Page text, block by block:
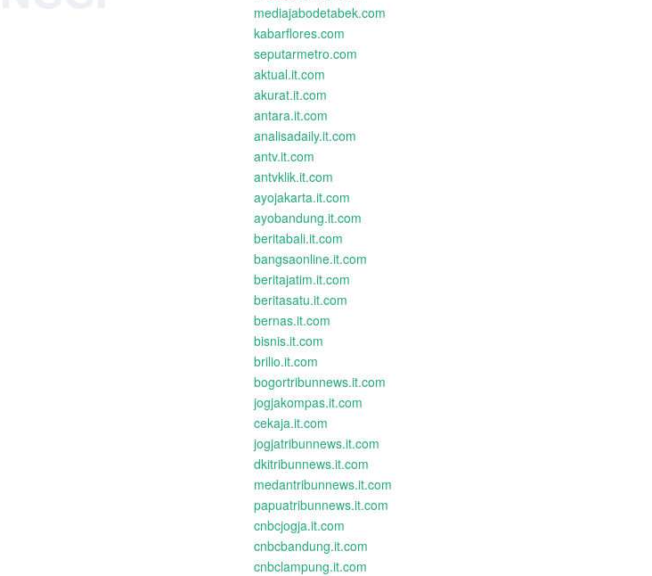
mediajabodetabek.com
kabarflores.com
seputarmetro.com
aktual.it.com
akurat.it.com
antara.it.com
analisadaily.it.com
antv.it.com
antvklik.it.com
ayojakarta.it.com
ayobandung.it.com
beritabali.it.com
bangsaonline.it.com
beritajatim.it.com
beritasatu.it.com
bernas.it.com
bisnis.it.com
brilio.it.com
bogortribunnews.it.com
jogjakompas.it.com
cekaja.it.com
jogjatribunnews.it.com
dkitribunnews.it.com
medantribunnews.it.com
papuatribunnews.it.com
cnbcjogja.it.com
cnbcbandung.it.com
cnbclampung.it.com